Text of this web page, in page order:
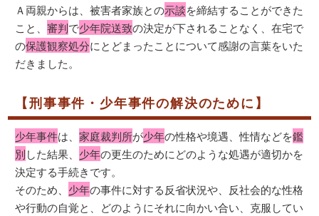
Ａ両親からは、被害者家族との示談を締結することができた
こと、審判で少年院送致の決定が下されることなく、在宅で
の保護観察処分にとどまったことについて感謝の言葉をいた
だきました。
【刑事事件・少年事件の解決のために】
少年事件は、家庭裁判所が少年の性格や境遇、性情などを鑑
別した結果、 少年の更生のためにどのような処遇が適切かを
決定する手続きです。
そのため、 少年の事件に対する反省状況や、反社会的な性格
や行動の自覚と、どのようにそれに向かい合い、克服してい